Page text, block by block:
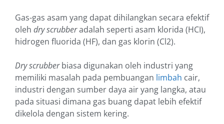
Gas-gas asam yang dapat dihilangkan secara efektif
oleh dry scrubberadalah seperti asam klorida (HCI),
hidrogen fluorida (HF), dan gas klorin (Cl2).
Dry scrubberbiasa digunakan oleh industri yang
memiliki masalah pada pembuangan limbah cair,
industri dengan sumber daya air yang langka, atau
pada situasi dimana gas buang dapat lebih efektif
dikelola dengan sistem kering.